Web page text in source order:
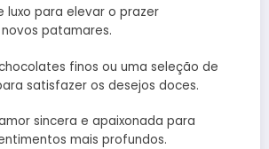
luxo para elevar o prazer
patamares.
finos ou uma seleção de
satisfazer os desejos doces.
sincera e apaixonada para
mais profundos.